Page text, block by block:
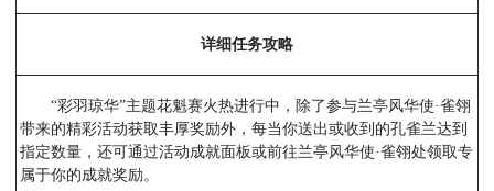
详细任务攻略
“彩羽琼华”主题花魁赛火热进行中，除了参与兰亭风华使·雀翎
带来的精彩活动获取丰厚奖励外，每当你送出或收到的孔雀兰达到
指定数量，还可通过活动成就面板或前往兰亭风华使·雀翎处领取专
属于你的成就奖励。